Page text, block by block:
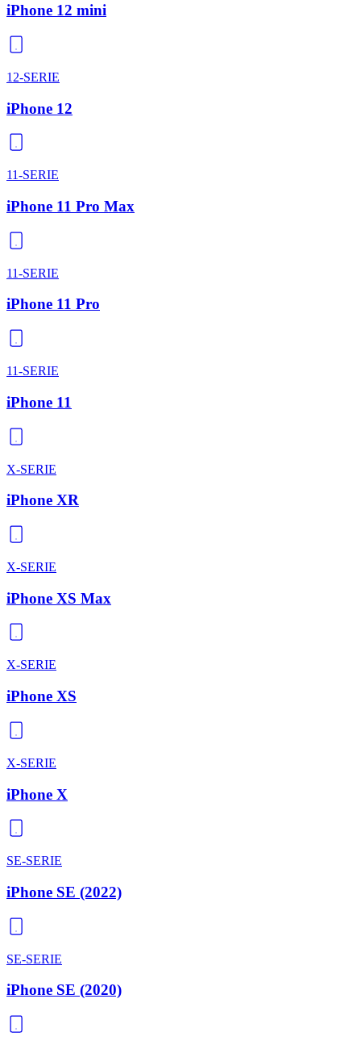
iPhone 12 mini
12-SERIE
iPhone 12
11-SERIE
iPhone 11 Pro Max
11-SERIE
iPhone 11 Pro
11-SERIE
iPhone 11
X-SERIE
iPhone XR
X-SERIE
iPhone XS Max
X-SERIE
iPhone XS
X-SERIE
iPhone X
SE-SERIE
iPhone SE (2022)
SE-SERIE
iPhone SE (2020)